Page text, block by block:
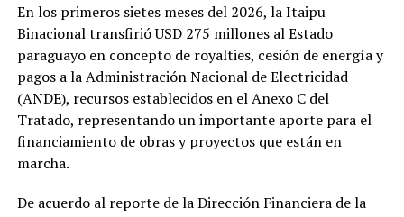
Este enfoque colaborativo asegura que las entregas sean
puntuales y suficientes para cubrir la demanda nacional.
Arias concluyó que saben lo crucial que resulta la
insulina para la vida de estos pacientes y que están
trabajando incansablemente para solucionar esta
situación.
TEMAS RELACIONADOS:
PORTADA
SALUD GARANTIZA SUMINISTRO DE INSULINA PARA PACIENTES
En los primeros sietes meses del 2026, la Itaipu
Binacional transfirió USD 275 millones al Estado
paraguayo en concepto de royalties, cesión de energía y
pagos a la Administración Nacional de Electricidad
(ANDE), recursos establecidos en el Anexo C del
Tratado, representando un importante aporte para el
financiamiento de obras y proyectos que están en
marcha.
De acuerdo al reporte de la Dirección Financiera de la